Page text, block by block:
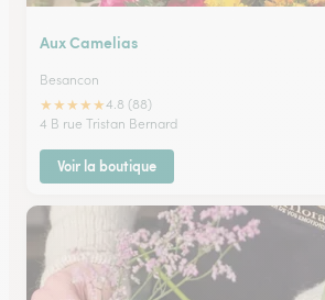
Aux Camelias
Besancon
★★★★★4.8 (88)
4 B rue Tristan Bernard
Voir la boutique